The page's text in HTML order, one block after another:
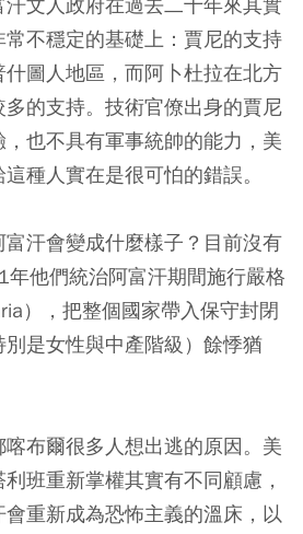
不穩定的基礎上：賈尼的支持
圖人地區，而阿卜杜拉在北方
的支持。技術官僚出身的賈尼
也不具有軍事統帥的能力，美
種人實在是很可怕的錯誤。
汗會變成什麼樣子？目前沒有
他們統治阿富汗期間施行嚴格
），把整個國家帶入保守封閉
是女性與中產階級）餘悸猶
布爾很多人想出逃的原因。美
班重新掌權其實有不同顧慮，
重新成為恐怖主義的溫床，以